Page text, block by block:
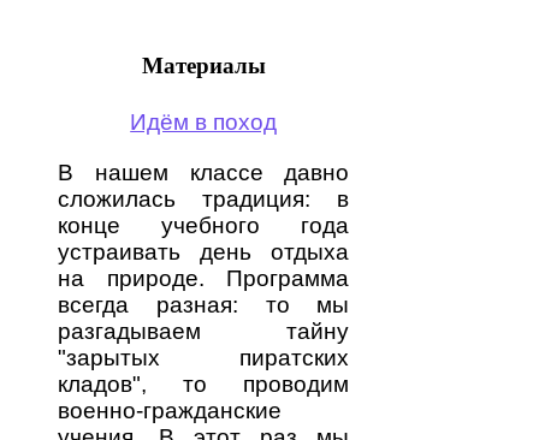
Материалы
Идём в поход
В нашем классе давно
сложилась традиция: в
конце учебного года
устраивать день отдыха
на природе. Программа
всегда разная: то мы
разгадываем тайну
"зарытых пиратских
кладов", то проводим
военно-гражданские